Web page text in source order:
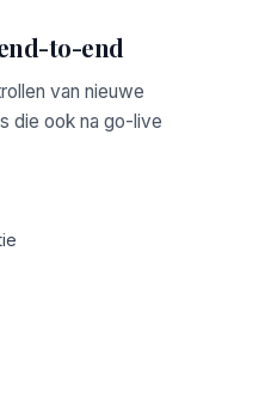
to-end
van nieuwe
die ook na go-live